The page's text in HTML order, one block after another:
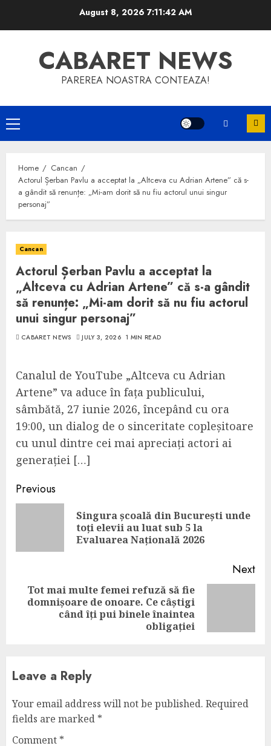
August 8, 2026 7:11:43 AM
CABARET NEWS
PAREREA NOASTRA CONTEAZA!
Primary
Menu
Home
Cancan
Actorul Șerban Pavlu a acceptat la „Altceva cu Adrian Artene” că s-
a gândit să renunțe: „Mi-am dorit să nu fiu actorul unui singur
personaj”
Cancan
Actorul Șerban Pavlu a acceptat la
„Altceva cu Adrian Artene” că s-a gândit
să renunțe: „Mi-am dorit să nu fiu actorul
unui singur personaj”
CABARET NEWS JULY 3, 2026 1 MIN READ
Canalul de YouTube „Altceva cu Adrian
Artene” va aduce în fața publicului,
sâmbătă, 27 iunie 2026, începând cu ora
19:00, un dialog de o sinceritate copleșitoare
cu unul dintre cei mai apreciați actori ai
generației […]
Continue
Reading
Previous
Singura școală din București unde
toți elevii au luat sub 5 la
Evaluarea Națională 2026
Next
Next
Tot mai multe femei refuză să fie
domnișoare de onoare. Ce câștigi
când îți pui binele înaintea
obligației
Leave a Reply
Your email address will not be published. Required
fields are marked *
Comment *